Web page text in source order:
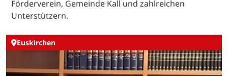
Förderverein, Gemeinde Kall und zahlreichen
Unterstützern.
Euskirchen